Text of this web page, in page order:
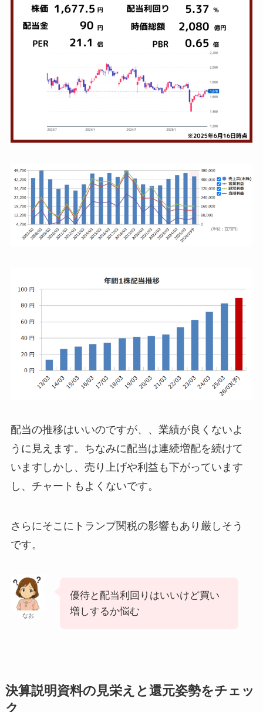
配当の推移はいいのですが、、業績が良くないよ
うに見えます。ちなみに配当は連続増配を続けて
いますしかし、売り上げや利益も下がっています
し、チャートもよくないです。
さらにそこにトランプ関税の影響もあり厳しそう
です。
なお
優待と配当利回りはいいけど買い
増しするか悩む
決算説明資料の見栄えと還元姿勢をチェッ
ク